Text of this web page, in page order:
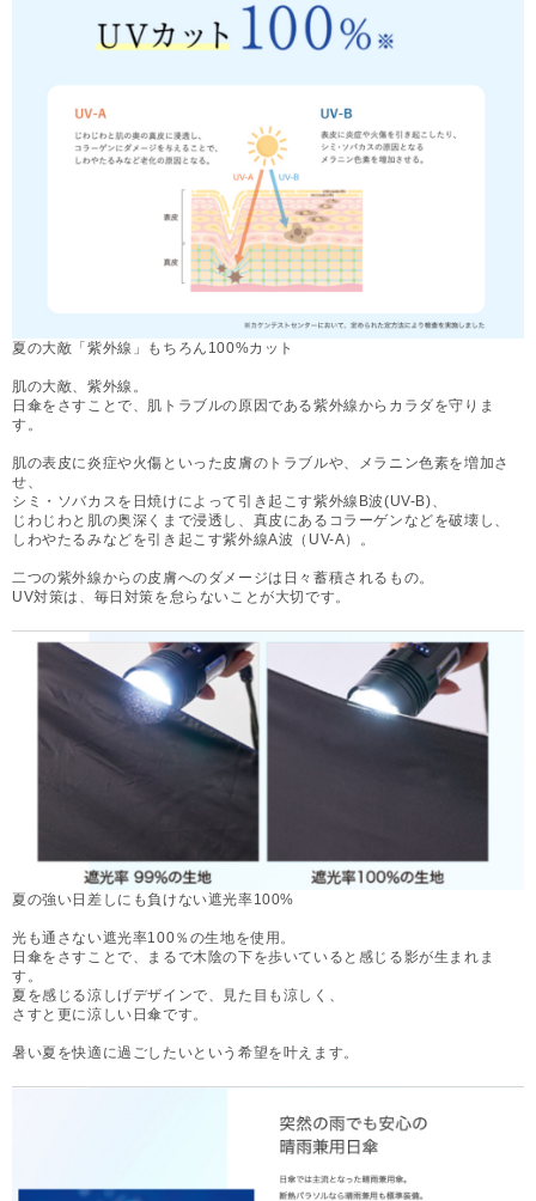
夏の大敵「紫外線」もちろん100%カット
肌の大敵、紫外線。
日傘をさすことで、肌トラブルの原因である紫外線からカラダを守りま
す。
肌の表皮に炎症や火傷といった皮膚のトラブルや、メラニン色素を増加さ
せ、
シミ・ソバカスを日焼けによって引き起こす紫外線B波(UV-B)、
じわじわと肌の奥深くまで浸透し、真皮にあるコラーゲンなどを破壊し、
しわやたるみなどを引き起こす紫外線A波（UV-A）。
二つの紫外線からの皮膚へのダメージは日々蓄積されるもの。
UV対策は、毎日対策を怠らないことが大切です。
夏の強い日差しにも負けない遮光率100%
光も通さない遮光率100％の生地を使用。
日傘をさすことで、まるで木陰の下を歩いていると感じる影が生まれま
す。
夏を感じる涼しげデザインで、見た目も涼しく、
さすと更に涼しい日傘です。
暑い夏を快適に過ごしたいという希望を叶えます。